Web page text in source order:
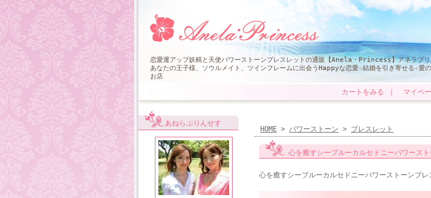
恋愛運アップ妖精と天使パワーストーンブレスレットの通販【Anela・Princess】アネラプ
あなたの王子様、ソウルメイト、ツインフレームに出会うHappyな恋愛☆結婚を引き寄せる☆愛
お店
カートをみる マイペ
あねらぷりんせす
HOME > パワーストーン > ブレスレット
心を癒すシーブルーカルセドニーパワース
心を癒すシーブルーカルセドニーパワーストーンブレ